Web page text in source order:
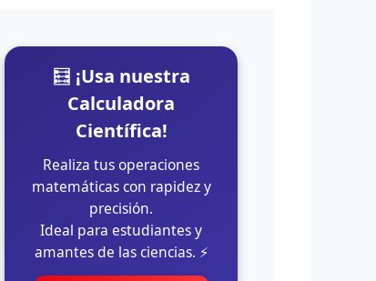
🧮 ¡Usa nuestra
Calculadora
Científica!
Realiza tus operaciones
matemáticas con rapidez y
precisión.
Ideal para estudiantes y
amantes de las ciencias. ⚡